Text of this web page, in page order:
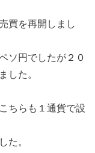
買を再開しまし
ソ円でしたが２０
した。
ちらも１通貨で設
た。